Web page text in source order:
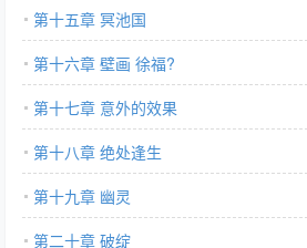
第十五章 冥池国
第十六章 壁画 徐福?
第十七章 意外的效果
第十八章 绝处逢生
第十九章 幽灵
第二十章 破绽